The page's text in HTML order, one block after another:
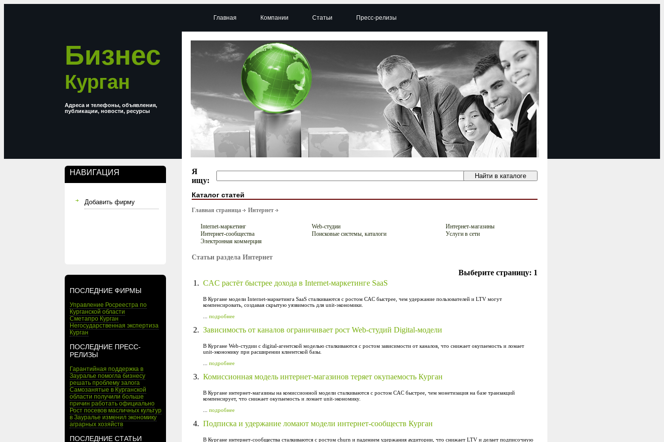
Бизнес
Курган
Адреса и телефоны, объявления,
публикации, новости, ресурсы
НАВИГАЦИЯ
Добавить фирму
ПОСЛЕДНИЕ ФИРМЫ
Управление Росреестра по
Курганской области
Сметапро Курган
Негосударственная экспертиза
Курган
ПОСЛЕДНИЕ ПРЕСС-
РЕЛИЗЫ
Гарантийная поддержка в
Зауралье помогла бизнесу
решать проблему залога
Самозанятые в Курганской
области получили больше
причин работать официально
Рост посевов масличных культур
в Зауралье изменил экономику
аграрных хозяйств
ПОСЛЕДНИЕ СТАТЬИ
Главная Компании Статьи Пресс-релизы
Я
ищу:
Каталог статей
Главная страница Интернет
Internet-маркетинг Web-студии
Интернет-магазины
Интернет-сообщества
Поисковые системы, каталоги
Услуги в сети
Электронная коммерция
Статьи раздела Интернет
Выберите страницу: 1
1. CAC растёт быстрее дохода в Internet-маркетинге SaaS
В Кургане модели Internet-маркетинга SaaS сталкиваются с ростом CAC быстрее, чем удержание пользователей и LTV могут
компенсировать, создавая скрытую уязвимость для unit-экономики.
подробнее
2. Зависимость от каналов ограничивает рост Web-студий Digital-модели
В Кургане Web-студии с digital-агентской моделью сталкиваются с ростом зависимости от каналов, что снижает окупаемость и ломает
unit-экономику при расширении клиентской базы.
подробнее
3. Комиссионная модель интернет-магазинов теряет окупаемость Курган
В Кургане интернет-магазины на комиссионной модели сталкиваются с ростом CAC быстрее, чем монетизация на базе транзакций
компенсирует, что снижает окупаемость и ломает unit-экономику.
подробнее
4. Подписка и удержание ломают модели интернет-сообществ Курган
В Кургане интернет-сообщества сталкиваются с ростом churn и падением удержания аудитории, что снижает LTV и делает подписочную